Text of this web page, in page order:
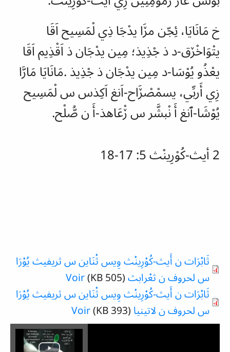
خ مَانَايَا، ئِجّن مڒَا يدْجَا ذِي لْمَسِيح اَقَا
يتْوَاخْڒق-د ذ جْذِيذ؛ مِين يدْجَان ذ اَقْذِيم اَقَا
يعْذُو يُوْسَا-د مِين يدْجَان ذ جْذِيذ .مَانَايَا مَارَّا
زِي أَربِّي، يسمْصْڒَاح-اَنغ اَكِذس س لْمَسِيح
يُوْشَا-ٱنغ أَ نْبشَّر س ڒْعَاهذ-أَ ن صُّلْح.
2 أيث-كُوْرِينْث 5: 17-18
ثَابْرَات ن أَيث-كُوْرِينْث وِيس ثْنَاين س ثريفيث يُوْرَا
س لحروف ن ثعْرابث (505 KB)
Voir
ثَابْرَات ن أَيث-كُوْرِينْث وِيس ثْنَاين س ثريفيث يُوْرَا
س لحروف ن لاتينيا (393 KB)
Voir